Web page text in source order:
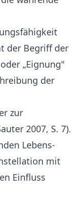
der Begriff der
„Eignung"
der
zur
2007, S. 7).
Lebens-
mit
Einfluss